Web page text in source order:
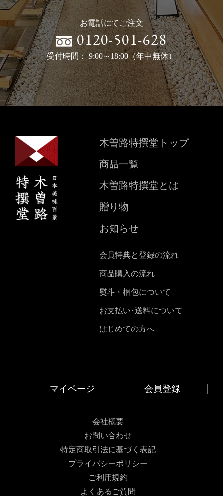
お電話にてご注文
0120-501-628
受付時間： 9:00～18:00（年中無休）
木曽路特撰堂トップ
商品一覧
木曽路特撰堂とは
贈り物
お知らせ
会員特典と登録の流れ
商品購入の流れ
熨斗・梱包について
お支払い･送料について
はじめての方へ
マイページ 会員登録
会社概要
お問い合わせ
特定商取引法に基づく表記
プライバシーポリシー
ご利用規約
よくあるご質問